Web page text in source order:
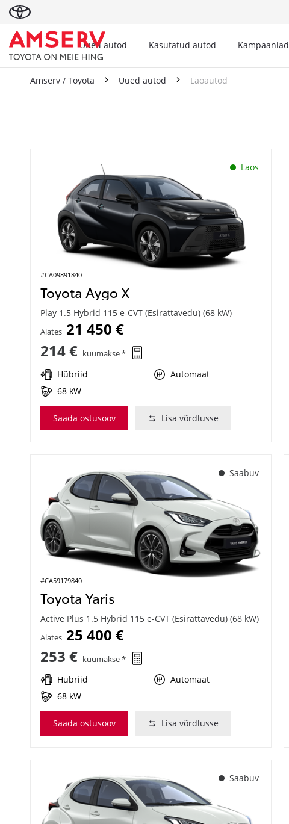
Uued autod Kasutatud autod Kampaaniad
Amserv / Toyota Uued autod Laoautod
Laos
#CA09891840
Toyota Aygo X
Play 1.5 Hybrid 115 e-CVT (Esirattavedu) (68 kW)
Alates 21 450 €
214 € kuumakse *
Hübriid
Automaat
68 kW
Saada ostusoov Lisa võrdlusse
Saabuv
#CA59179840
Toyota Yaris
Active Plus 1.5 Hybrid 115 e-CVT (Esirattavedu) (68 kW)
Alates 25 400 €
253 € kuumakse *
Hübriid
Automaat
68 kW
Saada ostusoov Lisa võrdlusse
Saabuv